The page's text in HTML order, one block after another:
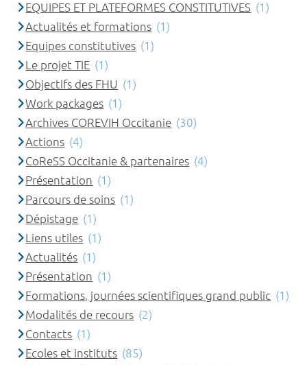
EQUIPES ET PLATEFORMES CONSTITUTIVES (1)
Actualités et formations (1)
Equipes constitutives (1)
Le projet TIE (1)
Objectifs des FHU (1)
Work packages (1)
Archives COREVIH Occitanie (30)
Actions (4)
CoReSS Occitanie & partenaires (4)
Présentation (1)
Parcours de soins (1)
Dépistage (1)
Liens utiles (1)
Actualités (1)
Présentation (1)
Formations, journées scientifiques grand public (1)
Modalités de recours (2)
Contacts (1)
Ecoles et instituts (85)